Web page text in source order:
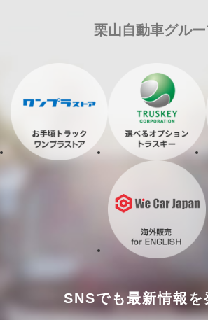
栗山自動車グル
SNSでも最新情報を